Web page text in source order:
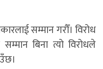
सम्मान गरौँ। विरोध
बिना त्यो विरोधले